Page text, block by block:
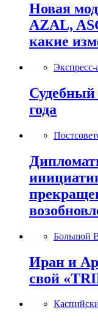
Новая
AZAL,
какие
Экспресс-
Судебный
года
Большой
Иран и
свой